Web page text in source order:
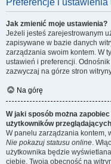
Preferencje i ustawienia
Jak zmienić moje ustawienia?
Jeżeli jesteś zarejestrowanym
zapisywane w bazie danych
zarządzania swoim kontem. W
ustawień i preferencji.
zazwyczaj na górze stron
Na górę
W jaki sposób można
użytkowników
W panelu zarządzania kontem,
Nie pokazuj statusu online.
użytkownika będzie
ciebie. Twoja obecność na